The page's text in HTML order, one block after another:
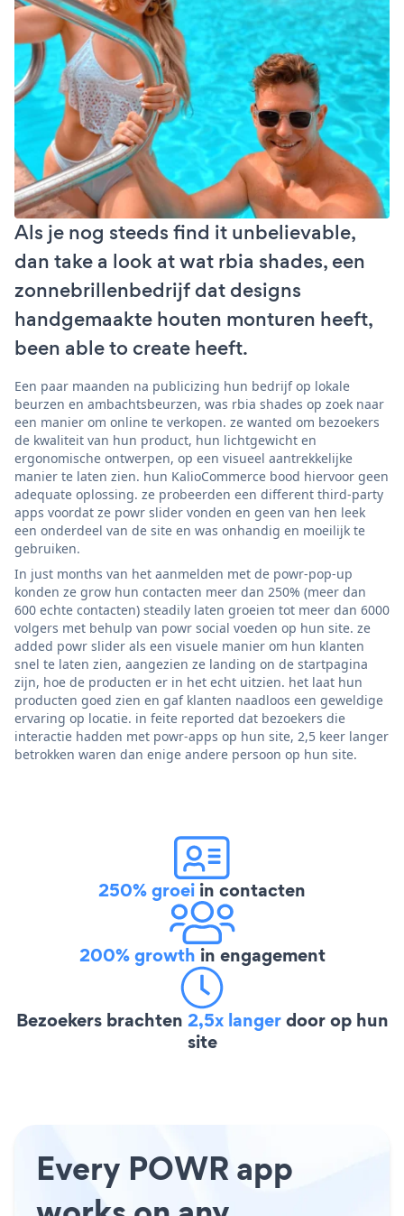
Als je nog steeds find it unbelievable,
dan take a look at wat rbia shades, een
zonnebrillenbedrijf dat designs
handgemaakte houten monturen heeft,
been able to create heeft.
Een paar maanden na publicizing hun bedrijf op lokale
beurzen en ambachtsbeurzen, was rbia shades op zoek naar
een manier om online te verkopen. ze wanted om bezoekers
de kwaliteit van hun product, hun lichtgewicht en
ergonomische ontwerpen, op een visueel aantrekkelijke
manier te laten zien. hun KalioCommerce bood hiervoor geen
adequate oplossing. ze probeerden een different third-party
apps voordat ze powr slider vonden en geen van hen leek
een onderdeel van de site en was onhandig en moeilijk te
gebruiken.
In just months van het aanmelden met de powr-pop-up
konden ze grow hun contacten meer dan 250% (meer dan
600 echte contacten) steadily laten groeien tot meer dan 6000
volgers met behulp van powr social voeden op hun site. ze
added powr slider als een visuele manier om hun klanten
snel te laten zien, aangezien ze landing on de startpagina
zijn, hoe de producten er in het echt uitzien. het laat hun
producten goed zien en gaf klanten naadloos een geweldige
ervaring op locatie. in feite reported dat bezoekers die
interactie hadden met powr-apps op hun site, 2,5 keer langer
betrokken waren dan enige andere persoon op hun site.
250% groei in contacten
200% growth in engagement
Bezoekers brachten 2,5x langerdoor op hun
site
Every POWR app